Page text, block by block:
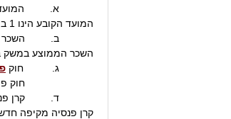
א. המועד
המועד הקובע הינו 1 בינואר 2008 או מועד תחילת עבודתו של העובד במקום העבודה המועד המאוחר מבין השניים.
ב. השכר
השכר הממוצע במשק בהתאם לאופן החישוב
ג. חוק
חוק פיצויי
ד. קרן פנסיה
קרן פנסיה מקיפה